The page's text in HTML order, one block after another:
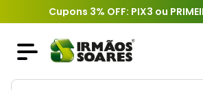
Cupons 3% OFF: PIX3 ou